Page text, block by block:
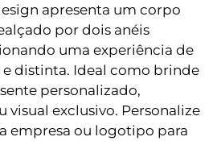
apresenta um corpo
por dois anéis
uma experiência de
distinta. Ideal como brinde
personalizado,
visual exclusivo. Personalize
empresa ou logotipo para